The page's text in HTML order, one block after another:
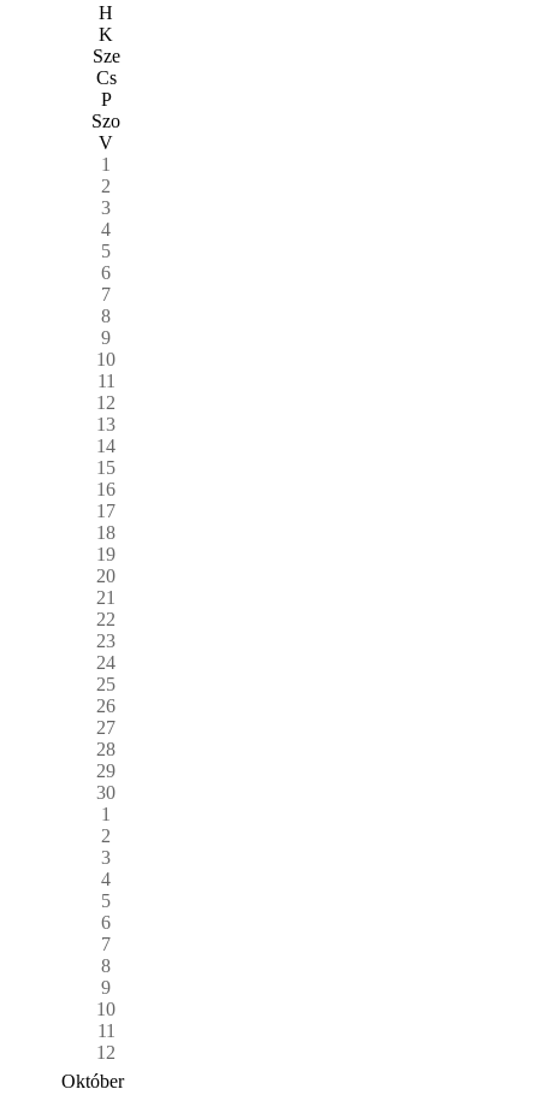
H
K
Sze
Cs
P
Szo
V
1
2
3
4
5
6
7
8
9
10
11
12
13
14
15
16
17
18
19
20
21
22
23
24
25
26
27
28
29
30
1
2
3
4
5
6
7
8
9
10
11
12
Október